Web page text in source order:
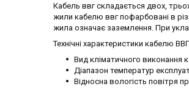
Кабель ввг складається двох,
жили кабелю ввг пофарбовані в
жила означає заземлення. При
Технічні характеристики кабелю ВВГ
Вид кліматичного виконання
Діапазон температур
Відносна вологість повітря